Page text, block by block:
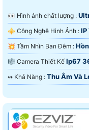
️👀 Hình ảnh chất lượng :
⚜️ Công Nghệ Hình Ảnh : IP
💥 Tầm Nhìn Ban Đêm :
🎼️ Camera Thiết Kế Ip67
️↭ Khả Năng : Thu Âm Và